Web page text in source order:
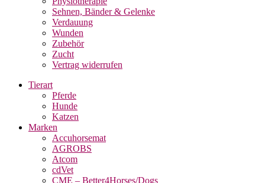
Sehnen, Bänder & Gelenke
Verdauung
Wunden
Zubehör
Zucht
Vertrag widerrufen
Tierart
Pferde
Hunde
Katzen
Marken
Accuhorsemat
AGROBS
Atcom
cdVet
CME – Better4Horses/Dogs